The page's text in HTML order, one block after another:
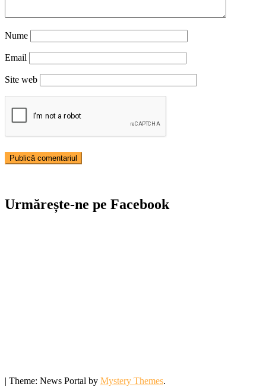
Nume
Email
Site web
Urmărește-ne pe Facebook
| Theme: News Portal by Mystery Themes.